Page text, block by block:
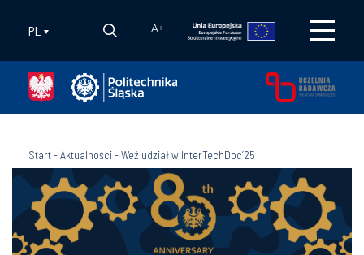
PL A+
Start-Aktualności-Weź udział w InterTechDoc’25